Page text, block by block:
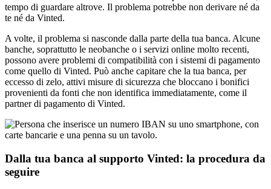
tempo di guardare altrove. Il problema potrebbe non derivare né da
te né da Vinted.
A volte, il problema si nasconde dalla parte della tua banca. Alcune
banche, soprattutto le neobanche o i servizi online molto recenti,
possono avere problemi di compatibilità con i sistemi di pagamento
come quello di Vinted. Può anche capitare che la tua banca, per
eccesso di zelo, attivi misure di sicurezza che bloccano i bonifici
provenienti da fonti che non identifica immediatamente, come il
partner di pagamento di Vinted.
Dalla tua banca al supporto Vinted: la procedura da
seguire